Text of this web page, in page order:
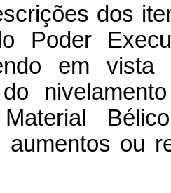
dos
Poder
em
do
aumentos ou